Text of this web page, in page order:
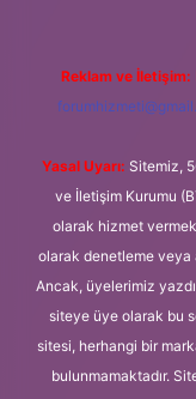
Reklam ve İletişim:
Yasal Uyarı: Sitemiz,
ve İletişim Kurumu
olarak hizmet
olarak denetleme veya
Ancak, üyelerimiz
siteye üye olarak bu
sitesi, herhangi bir
bulunmamaktadır.